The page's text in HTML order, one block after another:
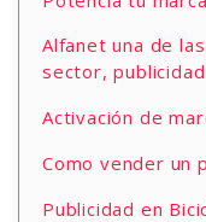
Alfanet una de
sector,
Activación de
Como vender un
Publicidad en